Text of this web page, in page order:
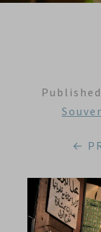
Published
←